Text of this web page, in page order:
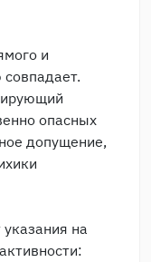
и
опасных
допущение,
на